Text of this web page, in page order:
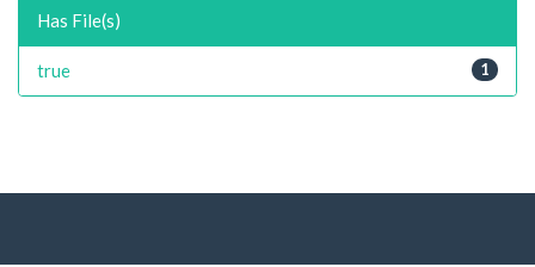
Has File(s)
1
true